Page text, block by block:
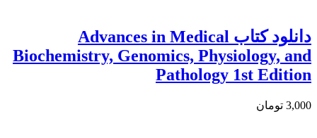
دانلود کتاب Advances in Medical
Biochemistry, Genomics, Physiology, and
Pathology 1st Edition
3,000 تومان